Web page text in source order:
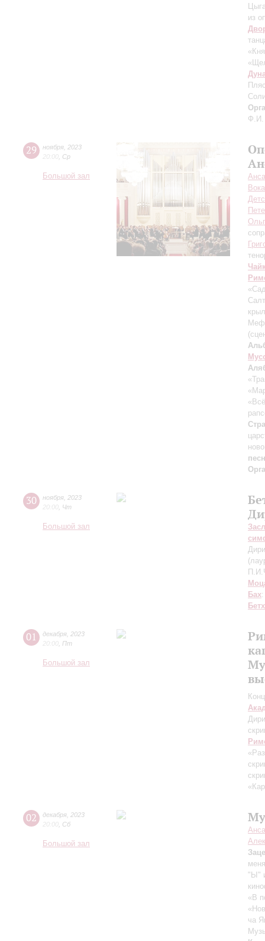
из
Ф.И.
29 ноября 2023
20:00 Ср
Большой зал
30 ноября 2023
20:00 Чт
Большой зал
Бах
01 декабря 2023
20:00 Пт
Большой зал
02 декабря 2023
20:00 Сб
Большой зал
"Ы"
«В
ча